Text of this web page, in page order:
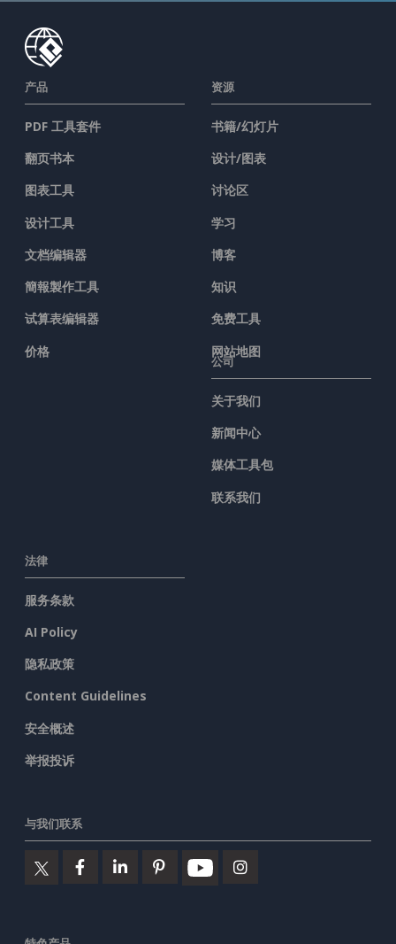
产品
PDF 工具套件
翻页书本
图表工具
设计工具
文档编辑器
簡報製作工具
试算表编辑器
价格
资源
书籍/幻灯片
设计/图表
讨论区
学习
博客
知识
免费工具
网站地图
公司
关于我们
新闻中心
媒体工具包
联系我们
法律
服务条款
AI Policy
隐私政策
Content Guidelines
安全概述
举报投诉
与我们联系